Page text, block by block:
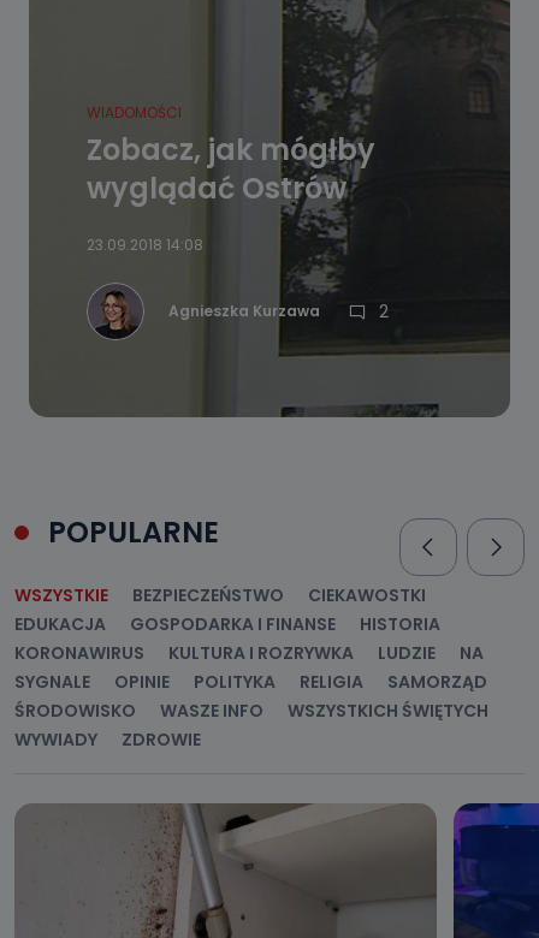
WIADOMOŚCI
Zobacz, jak mógłby
wyglądać Ostrów
23.09.2018 14:08
Agnieszka Kurzawa 2
POPULARNE
WSZYSTKIE BEZPIECZEŃSTWO
CIEKAWOSTKI
EDUKACJA
GOSPODARKA I FINANSE
HISTORIA
KORONAWIRUS
KULTURA I ROZRYWKA LUDZIE
NA
SYGNALE
OPINIE POLITYKA RELIGIA
SAMORZĄD
ŚRODOWISKO
WASZE INFO
WSZYSTKICH ŚWIĘTYCH
WYWIADY
ZDROWIE